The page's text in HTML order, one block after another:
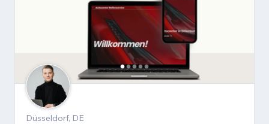
Düsseldorf, DE